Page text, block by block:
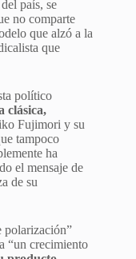
país, se
no comparte
que alzó a la
que
político
clásica,
Fujimori y su
tampoco
ha
el mensaje de
de su
polarización”
“un crecimiento